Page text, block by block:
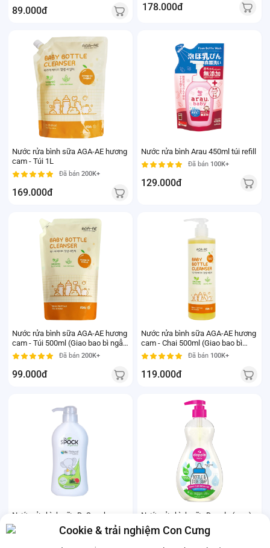
89.000đ 178.000đ
Nước rửa bình sữa AGA-AE hương
cam - Túi 1L
Đã bán 200K+
169.000đ
Nước rửa bình Arau 450ml túi refill
Đã bán 100K+
129.000đ
Nước rửa bình sữa AGA-AE hương
cam - Túi 500ml (Giao bao bì ngẫu
nhiên)
Đã bán 200K+
99.000đ
Nước rửa bình sữa AGA-AE hương
cam - Chai 500ml (Giao bao bì
ngẫu nhiên)
Đã bán 100K+
119.000đ
Nước rửa bình sữa Dr.Spock
Organics 450ml (mới)
Nước rửa bình sữa Dapple (new)
Đã bán
Cookie & trải nghiệm Con Cưng